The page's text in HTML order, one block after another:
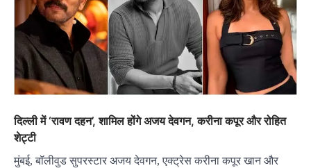
दिल्ली में ‘रावण दहन’, शामिल होंगे अजय देवगन, करीना कपूर और रोहित
शेट्टी
मुंबई, बॉलीवुड सुपरस्टार अजय देवगन, एक्ट्रेस करीना कपूर खान और